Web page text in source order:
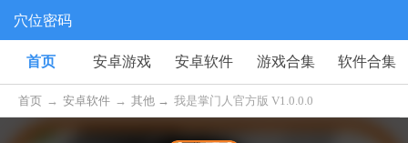
穴位密码
首页 安卓游戏 安卓软件 游戏合集 软件合集
首页 → 安卓软件 → 其他 → 我是掌门人官方版 V1.0.0.0